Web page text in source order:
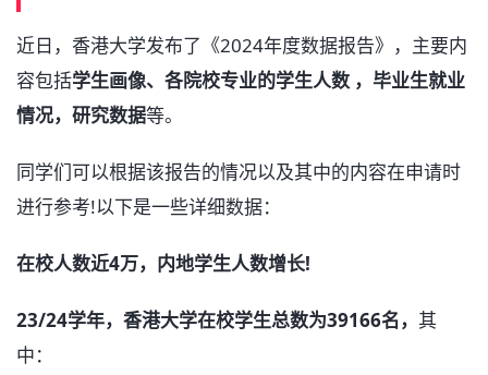
近日，香港大学发布了《2024年度数据报告》，主要内
容包括学生画像、各院校专业的学生人数 ，毕业生就业
情况，研究数据等。
同学们可以根据该报告的情况以及其中的内容在申请时
进行参考!以下是一些详细数据：
在校人数近4万，内地学生人数增长!
23/24学年，香港大学在校学生总数为39166名， 其
中：